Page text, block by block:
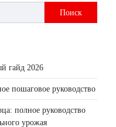
Поиск
гайд 2026
пошаговое руководство
полное руководство
урожая